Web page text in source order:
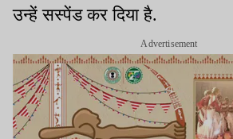
उन्हें सस्पेंड कर दिया है.
Advertisement